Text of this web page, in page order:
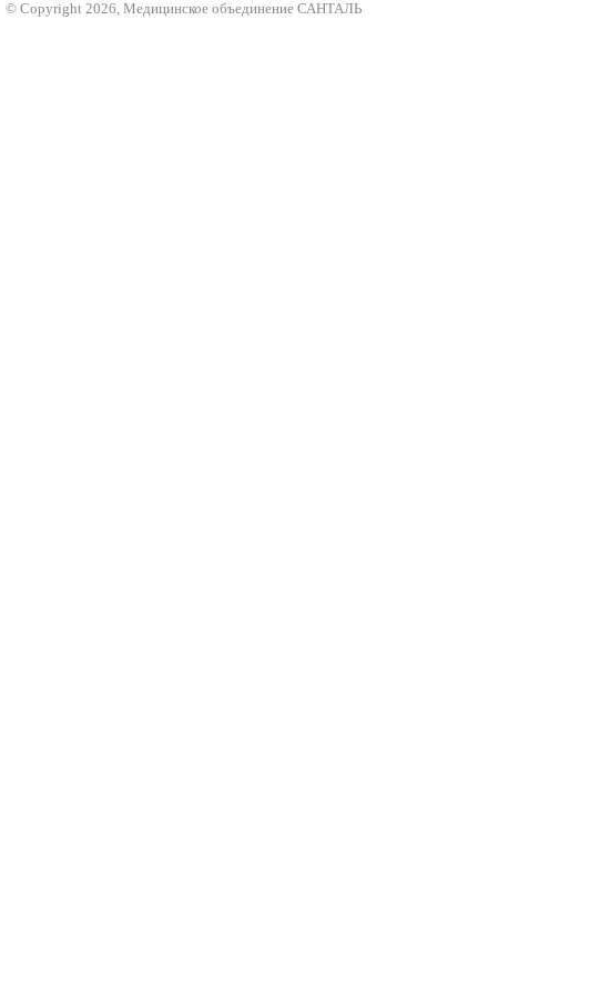
© Copyright 2026, Медицинское объединение САНТАЛЬ